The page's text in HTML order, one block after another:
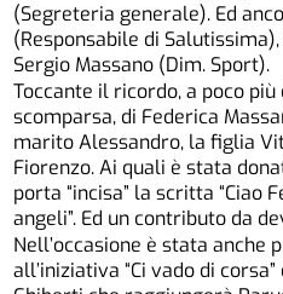
(Segreteria generale). Ed
(Responsabile di
Sergio Massano (Dim. Sport).
Toccante il ricordo, a poco
scomparsa, di Federica
marito Alessandro, la figlia
Fiorenzo. Ai quali è stata
porta “incisa” la scritta “Ciao
angeli”. Ed un contributo da
Nell’occasione è stata anche
all’iniziativa “Ci vado di